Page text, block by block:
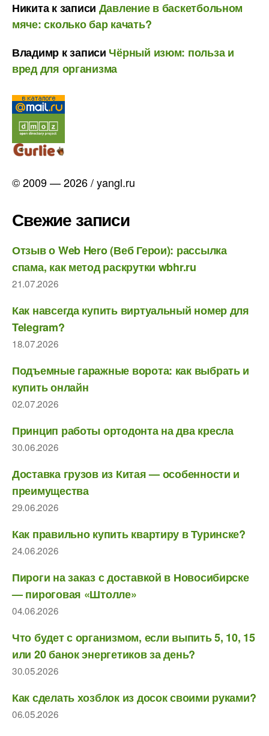
Никитак записи Давление в баскетбольном
мяче: сколько бар качать?
Владимр к записи Чёрный изюм: польза и
вред для организма
© 2009 — 2026 / yangl.ru
Свежие записи
Отзыв о Web Hero (Веб Герои): рассылка
спама, как метод раскрутки wbhr.ru
21.07.2026
Как навсегда купить виртуальный номер для
Telegram?
18.07.2026
Подъемные гаражные ворота: как выбрать и
купить онлайн
02.07.2026
Принцип работы ортодонта на два кресла
30.06.2026
Доставка грузов из Китая — особенности и
преимущества
29.06.2026
Как правильно купить квартиру в Туринске?
24.06.2026
Пироги на заказ с доставкой в Новосибирске
— пироговая «Штолле»
04.06.2026
Что будет с организмом, если выпить 5, 10, 15
или 20 банок энергетиков за день?
30.05.2026
Как сделать хозблок из досок своими руками?
06.05.2026